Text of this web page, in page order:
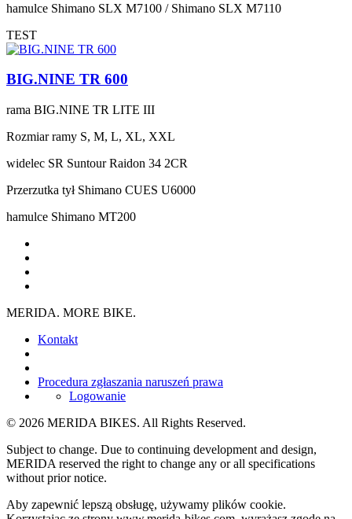
hamulce Shimano SLX M7100 / Shimano SLX M7110
TEST
BIG.NINE TR 600
rama BIG.NINE TR LITE III
Rozmiar ramy S, M, L, XL, XXL
widelec SR Suntour Raidon 34 2CR
Przerzutka tył Shimano CUES U6000
hamulce Shimano MT200
MERIDA. MORE BIKE.
Kontakt
Procedura zgłaszania naruszeń prawa
Logowanie
© 2026 MERIDA BIKES. All Rights Reserved.
Subject to change. Due to continuing development and design,
MERIDA reserved the right to change any or all specifications
without prior notice.
Aby zapewnić lepszą obsługę, używamy plików cookie.